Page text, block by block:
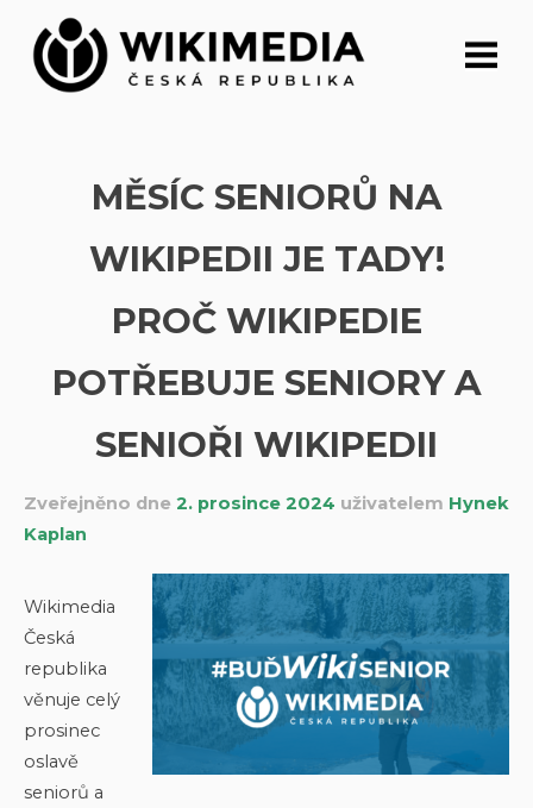
Přeskočit
obsah
MĚSÍC SENIORŮ NA
WIKIPEDII JE TADY!
PROČ WIKIPEDIE
POTŘEBUJE SENIORY A
SENIOŘI WIKIPEDII
Zveřejněno dne 2. prosince 2024 uživatelem Hynek
Kaplan
Wikimedia
Česká
republika
věnuje celý
prosinec
oslavě
seniorů a